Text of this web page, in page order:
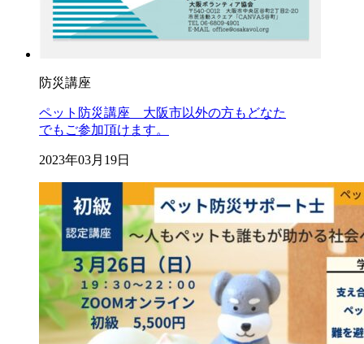
防災講座
ペット防災講座 大阪市以外の方もどなた
でもご参加頂けます。
2023年03月19日